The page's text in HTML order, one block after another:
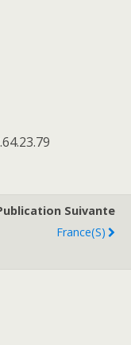
Suivante
France(s)